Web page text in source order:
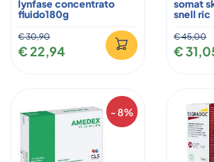
lynfase concentrato
fluido180g
€ 30,90
€ 22,94
somat
snell ric
€ 45,00
€
- 8%